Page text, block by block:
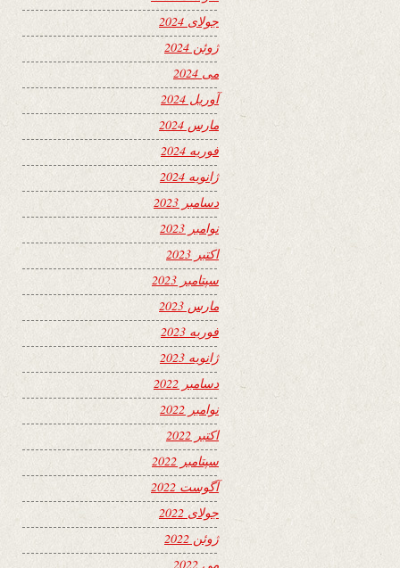
جولای 2024
ژوئن 2024
می 2024
آوریل 2024
مارس 2024
فوریه 2024
ژانویه 2024
دسامبر 2023
نوامبر 2023
اکتبر 2023
سپتامبر 2023
مارس 2023
فوریه 2023
ژانویه 2023
دسامبر 2022
نوامبر 2022
اکتبر 2022
سپتامبر 2022
آگوست 2022
جولای 2022
ژوئن 2022
می 2022